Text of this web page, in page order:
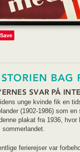
Save
BAG
SVAR PÅ
unge kvinde fik en
(1902-1986) som
plakat fra 1936,
sommerlandet.
ferierejser var